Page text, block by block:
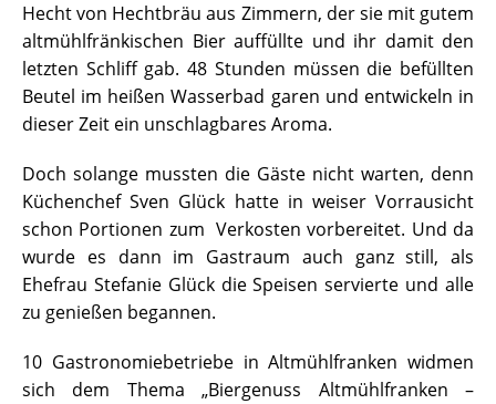
Hecht von Hechtbräu aus Zimmern, der sie mit gutem
altmühlfränkischen Bier auffüllte und ihr damit den
letzten Schliff gab. 48 Stunden müssen die befüllten
Beutel im heißen Wasserbad garen und entwickeln in
dieser Zeit ein unschlagbares Aroma.
Doch solange mussten die Gäste nicht warten, denn
Küchenchef Sven Glück hatte in weiser Vorrausicht
schon Portionen zum Verkosten vorbereitet. Und da
wurde es dann im Gastraum auch ganz still, als
Ehefrau Stefanie Glück die Speisen servierte und alle
zu genießen begannen.
10 Gastronomiebetriebe in Altmühlfranken widmen
sich dem Thema „Biergenuss Altmühlfranken –